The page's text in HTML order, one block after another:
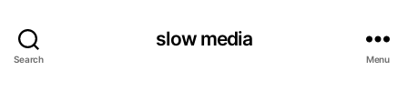
Search
slow media
Menu